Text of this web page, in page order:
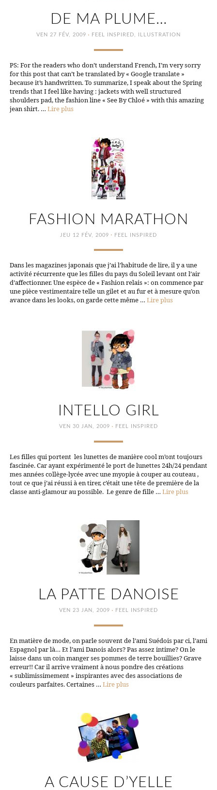
DE MA PLUME…
VEN 27 FÉV, 2009 · FEEL INSPIRED, ILLUSTRATION
PS: For the readers who don’t understand French, I’m very sorry
for this post that can’t be translated by « Google translate »
because it’s handwritten. To summarize, I speak about the Spring
trends that I feel like having : jackets with well structured
shoulders pad, the fashion line « See By Chloé » with this amazing
jean shirt. … Lire plus
FASHION MARATHON
JEU 12 FÉV, 2009 · FEEL INSPIRED
Dans les magazines japonais que j’ai l’habitude de lire, il y a une
activité récurrente que les filles du pays du Soleil levant ont l’air
d’affectionner. Une espèce de « Fashion relais »: on commence par
une pièce vestimentaire telle un gilet et au fur et à mesure qu’on
avance dans les looks, on garde cette même … Lire plus
INTELLO GIRL
VEN 30 JAN, 2009 · FEEL INSPIRED
Les filles qui portent les lunettes de manière cool m’ont toujours
fascinée. Car ayant expérimenté le port de lunettes 24h/24 pendant
mes années collège-lycée avec une myopie à couper au couteau ,
tout ce que j’ai réussi à en tirer, c’était une tête de première de la
classe anti-glamour au possible. Le genre de fille … Lire plus
LA PATTE DANOISE
VEN 23 JAN, 2009 · FEEL INSPIRED
En matière de mode, on parle souvent de l’ami Suédois par ci, l’ami
Espagnol par là… Et l’ami Danois alors? Pas assez intime? On le
laisse dans un coin manger ses pommes de terre bouillies? Grave
erreur!! Car il arrive vraiment à nous pondre des créations
« sublimissimement » inspirantes avec des associations de
couleurs parfaites. Certaines … Lire plus
A CAUSE D’YELLE